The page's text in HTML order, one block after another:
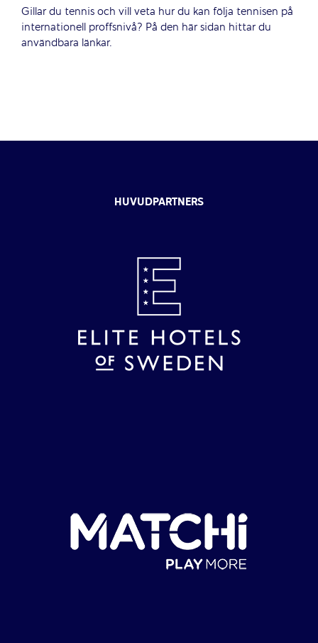
Gillar du tennis och vill veta hur du kan följa tennisen på
internationell proffsnivå? På den här sidan hittar du
användbara länkar.
HUVUDPARTNERS